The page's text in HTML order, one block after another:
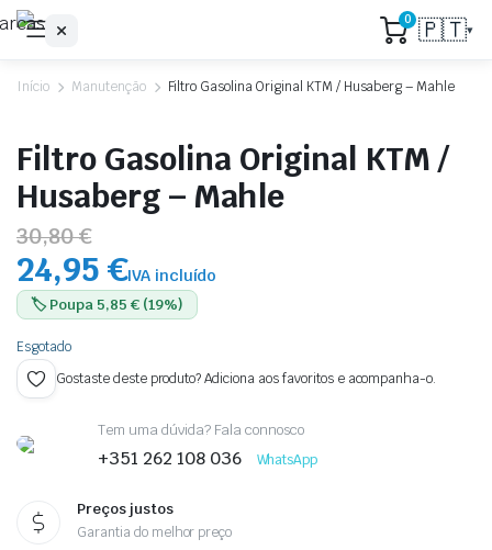
0 🇵🇹▾
Início Manutenção Filtro Gasolina Original KTM / Husaberg – Mahle
Filtro Gasolina Original KTM /
Husaberg – Mahle
30,80 €
24,95 €IVA incluído
🏷️ Poupa 5,85 € (19%)
Esgotado
Gostaste deste produto? Adiciona aos favoritos e acompanha-o.
Tem uma dúvida? Fala connosco
+351 262 108 036 WhatsApp
Preços justos
Garantia do melhor preço